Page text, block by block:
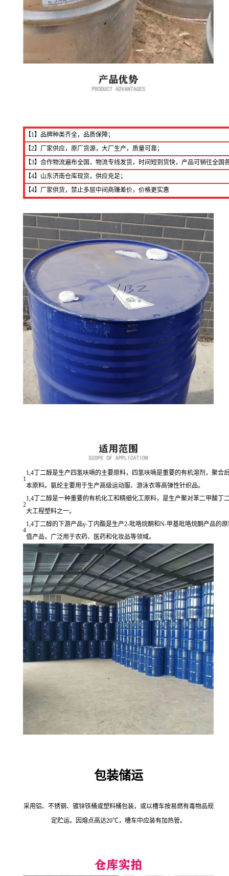
【1】品牌种类齐全，品质保障；
【2】厂家供应，原厂货源，大厂生产，质量可靠；
【3】合作物流遍布全国，物流专线发货，时间短到货快，产品可销往全国
【4】山东济南仓库现货，供应充足；
【4】厂家供货，禁止多层中间商赚差价，价格更实惠
1
1,4丁二醇是生产四氢呋喃的主要原料，四氢呋喃是重要的有机溶剂，聚
本原料。氨纶主要用于生产高级运动服、游泳衣等高弹性针织品。
2
1,4丁二醇是一种重要的有机化工和精细化工原料，是生产聚对苯二甲酸
大工程塑料之一。
4
1,4丁二醇的下游产品γ-丁内酯是生产2-吡咯烷酮和N-甲基吡咯烷酮产品的
值产品，广泛用于农药、医药和化妆品等领域。
包装储运
采用铝、不锈钢、镀锌铁桶或塑料桶包装，或以槽车按易燃有毒物品规
定贮运。因熔点高达20℃，槽车中应装有加热管。